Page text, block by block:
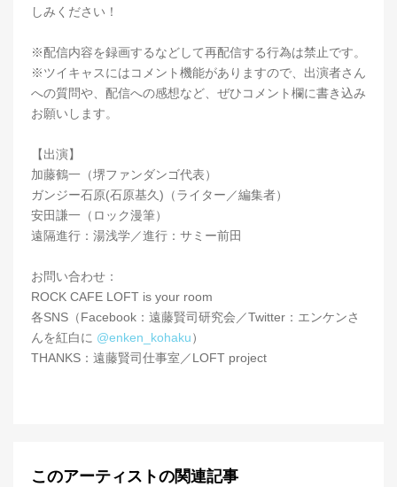
しみください！
※配信内容を録画するなどして再配信する行為は禁止です。
※ツイキャスにはコメント機能がありますので、出演者さん
への質問や、配信への感想など、ぜひコメント欄に書き込み
お願いします。
【出演】
加藤鶴一（堺ファンダンゴ代表）
ガンジー石原(石原基久)（ライター／編集者）
安田謙一（ロック漫筆）
遠隔進行：湯浅学／進行：サミー前田
お問い合わせ：
ROCK CAFE LOFT is your room
各SNS（Facebook：遠藤賢司研究会／Twitter：エンケンさ
んを紅白に @enken_kohaku）
THANKS：遠藤賢司仕事室／LOFT project
このアーティストの関連記事